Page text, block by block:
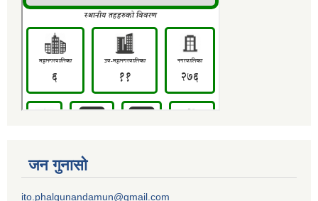
जन गुनासो
ito.phalgunandamun@gmail.com